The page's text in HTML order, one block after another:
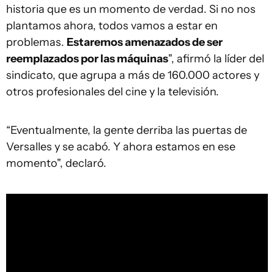
historia que es un momento de verdad. Si no nos
plantamos ahora, todos vamos a estar en
problemas. Estaremos amenazados de ser
reemplazados por las máquinas", afirmó la líder del
sindicato, que agrupa a más de 160.000 actores y
otros profesionales del cine y la televisión.
“Eventualmente, la gente derriba las puertas de
Versalles y se acabó. Y ahora estamos en ese
momento", declaró.